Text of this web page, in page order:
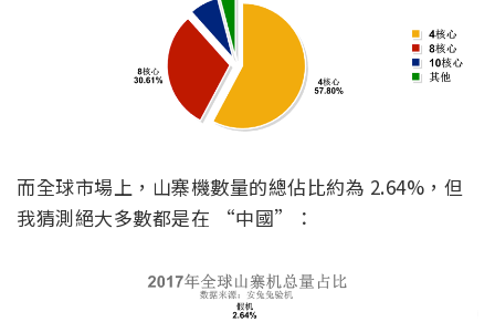
而全球市場上，山寨機數量的總佔比約為 2.64%，但
我猜測絕大多數都是在 “中國”：